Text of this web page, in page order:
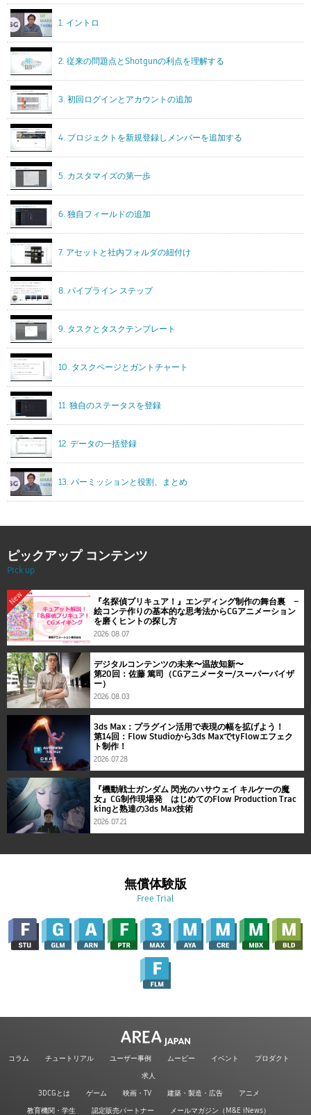
1. イントロ
2. 従来の問題点とShotgunの利点を理解する
3. 初回ログインとアカウントの追加
4. プロジェクトを新規登録しメンバーを追加する
5. カスタマイズの第一歩
6. 独自フィールドの追加
7. アセットと社内フォルダの紐付け
8. パイプライン ステップ
9. タスクとタスクテンプレート
10. タスクページとガントチャート
11. 独自のステータスを登録
12. データの一括登録
13. パーミッションと役割、まとめ
ピックアップ コンテンツ
Pick up
New
『名探偵プリキュア！』エンディング制作の舞台裏 ―
絵コンテ作りの基本的な思考法からCGアニメーション
を磨くヒントの探し方
2026.08.07
デジタルコンテンツの未来〜温故知新〜
第20回：佐藤 篤司（CGアニメーター/スーパーバイザ
ー）
2026.08.03
3ds Max：プラグイン活用で表現の幅を拡げよう！
第14回：Flow Studioから3ds MaxでtyFlowエフェク
ト制作！
2026.07.28
『機動戦士ガンダム 閃光のハサウェイ キルケーの魔
女』CG制作現場発 はじめてのFlow Production Trac
kingと熟達の3ds Max技術
2026.07.21
無償体験版
Free Trial
コラム チュートリアル ユーザー事例 ムービー イベント
プロダクト
求人
3DCGとは
ゲーム 映画・TV 建築・製造・広告
アニメ
教育機関・学生
認定販売パートナー メールマガジン（M&E iNews）